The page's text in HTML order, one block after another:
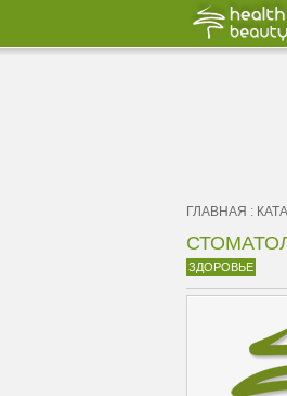
ГЛАВНАЯ :
ЗДОРОВЬЕ